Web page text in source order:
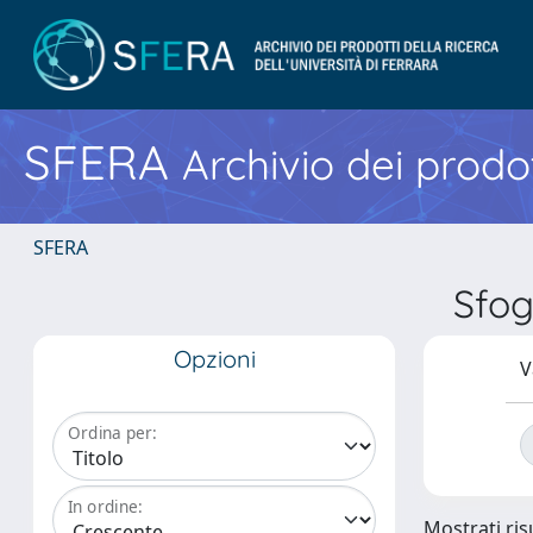
SFERA Archivio dei
SFERA
Opzioni
Ordina per:
In ordine: